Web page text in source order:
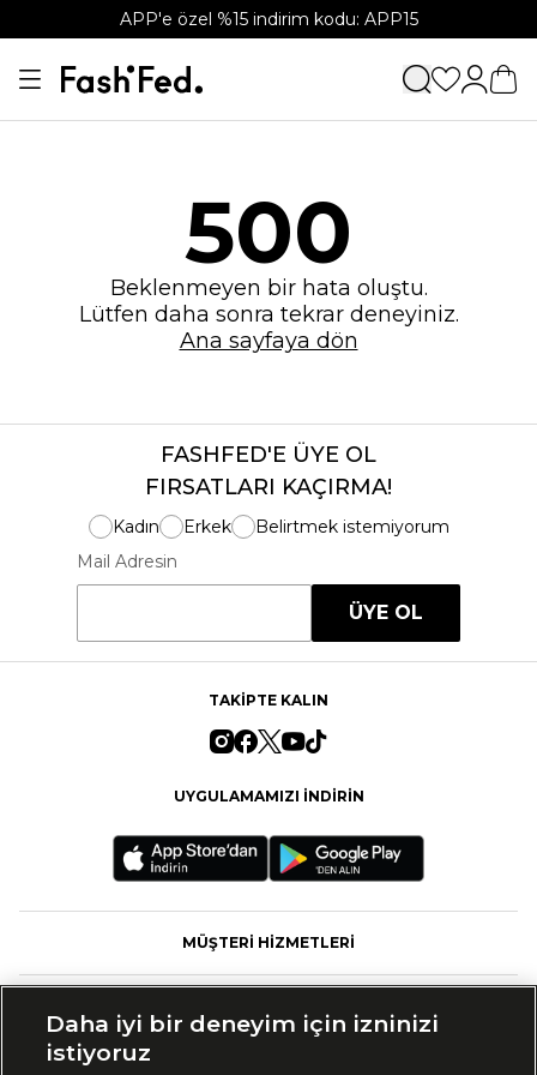
APP'e özel %15 indirim kodu: APP15
500
Beklenmeyen bir hata oluştu.
Lütfen daha sonra tekrar deneyiniz.
Ana sayfaya dön
FASHFED'E ÜYE OL
FIRSATLARI KAÇIRMA!
Kadın Erkek
Belirtmek istemiyorum
Mail Adresin
ÜYE OL
TAKİPTE KALIN
UYGULAMAMIZI İNDİRİN
MÜŞTERİ HİZMETLERİ
Daha iyi bir deneyim için izninizi
istiyoruz